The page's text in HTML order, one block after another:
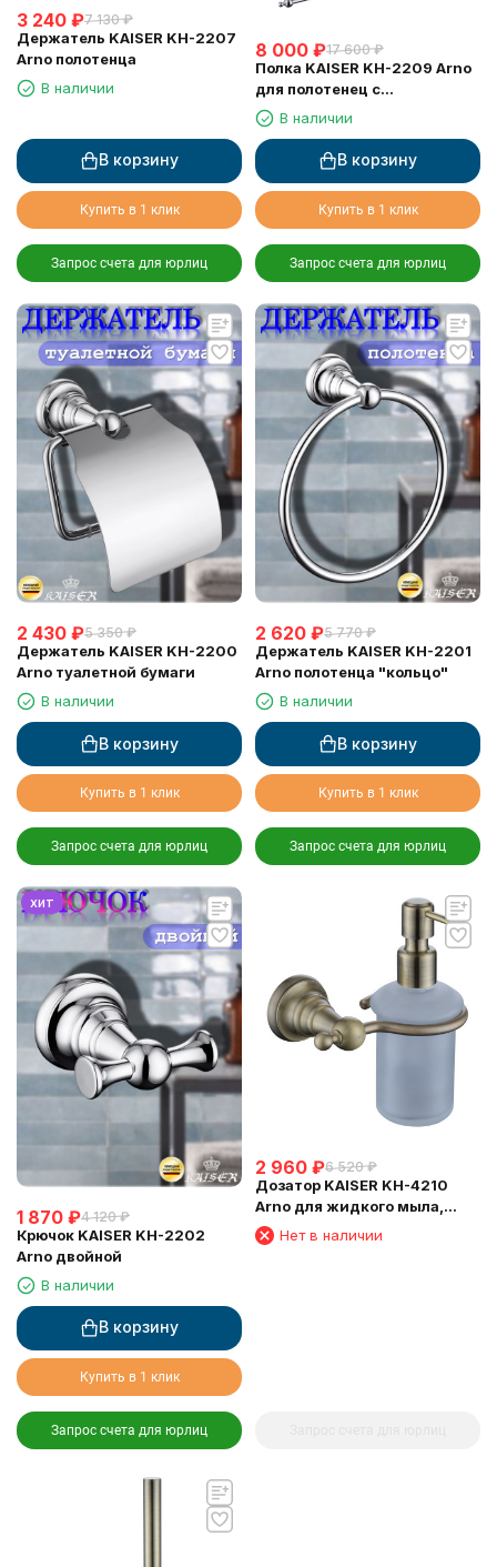
3 240 ₽7 130 ₽
Держатель KAISER KH-2207
Arno полотенца
В наличии
В корзину
Купить в 1 клик
Запрос счета для юрлиц
8 000 ₽17 600 ₽
Полка KAISER KH-2209 Arno
для полотенец с
держателем
В наличии
В корзину
Купить в 1 клик
Запрос счета для юрлиц
2 430 ₽5 350 ₽
Держатель KAISER KH-2200
Arno туалетной бумаги
В наличии
В корзину
Купить в 1 клик
Запрос счета для юрлиц
2 620 ₽5 770 ₽
Держатель KAISER KH-2201
Arno полотенца "кольцо"
В наличии
В корзину
Купить в 1 клик
Запрос счета для юрлиц
хит
1 870 ₽4 120 ₽
Крючок KAISER KH-2202
Arno двойной
В наличии
В корзину
Купить в 1 клик
Запрос счета для юрлиц
2 960 ₽6 520 ₽
Дозатор KAISER KH-4210
Arno для жидкого мыла,
настенный, бронза
Нет в наличии